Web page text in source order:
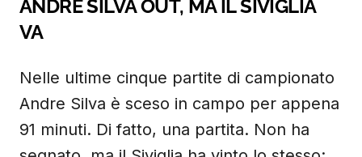
ANDRE SILVA OUT, MA IL SIVIGLIA
VA
Nelle ultime cinque partite di campionato
Andre Silva è sceso in campo per appena
91 minuti. Di fatto, una partita. Non ha